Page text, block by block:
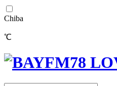
Chiba
℃